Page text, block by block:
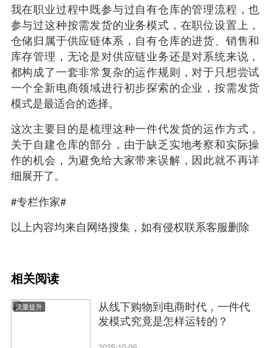
我在职业过程中既参与过自有仓库的管理流程，也
参与过这种按需发货的业务模式，在职位设置上，
仓储归属于供应链体系，自有仓库的进货、销售和
库存管理，无论是对供应链业务还是对系统来说，
都构成了一套非常复杂的运作规则，对于只想尝试
一个全新电商领域进行初步探索的企业，按需发货
模式是最适合的选择。
这次主要目的是梳理这种一件代发货的运作方式，
关于自建仓库的部分，由于缺乏实地考察和实际操
作的机会，为避免给大家带来误解，因此就不再详
细展开了。
#专栏作家#
以上内容均来自网络搜集，如有侵权联系客服删除
相关阅读
流量提升
从线下购物到电商时代，一件代
发模式究竟是怎样运转的？